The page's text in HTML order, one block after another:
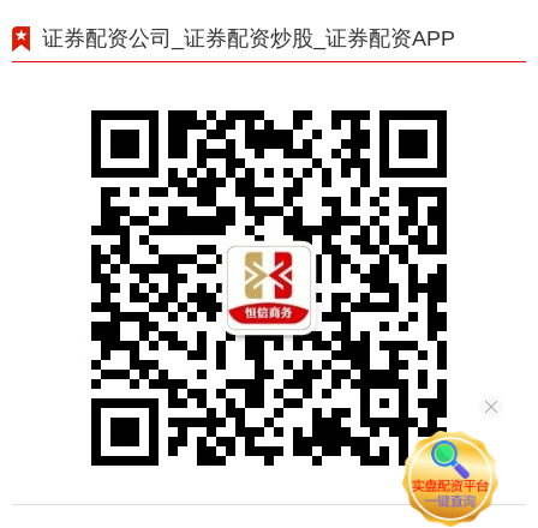
证券配资公司_证券配资炒股_证券配资APP